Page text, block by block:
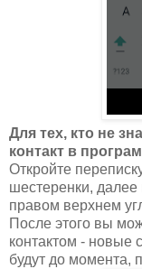
Для тех, кто не
контакт в
Откройте
шестеренки,
правом верхнем
После этого вы
контактом - новые
будут до момента,